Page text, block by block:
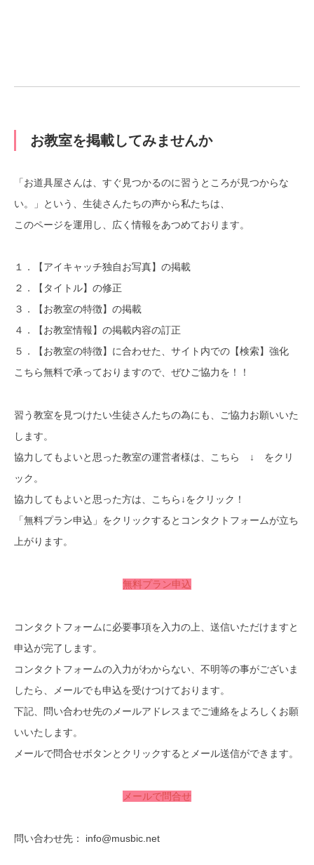
お教室を掲載してみませんか
「お道具屋さんは、すぐ見つかるのに習うところが見つからな
い。」という、生徒さんたちの声から私たちは、
このページを運用し、広く情報をあつめております。
１．【アイキャッチ独自お写真】の掲載
２．【タイトル】の修正
３．【お教室の特徴】の掲載
４．【お教室情報】の掲載内容の訂正
５．【お教室の特徴】に合わせた、サイト内での【検索】強化
こちら無料で承っておりますので、ぜひご協力を！！
習う教室を見つけたい生徒さんたちの為にも、ご協力お願いいた
します。
協力してもよいと思った教室の運営者様は、こちら ↓ をクリ
ック。
協力してもよいと思った方は、こちら↓をクリック！
「無料プラン申込」をクリックするとコンタクトフォームが立ち
上がります。
無料プラン申込
コンタクトフォームに必要事項を入力の上、送信いただけますと
申込が完了します。
コンタクトフォームの入力がわからない、不明等の事がございま
したら、メールでも申込を受けつけております。
下記、問い合わせ先のメールアドレスまでご連絡をよろしくお願
いいたします。
メールで問合せボタンとクリックするとメール送信ができます。
メールで問合せ
問い合わせ先： info@musbic.net